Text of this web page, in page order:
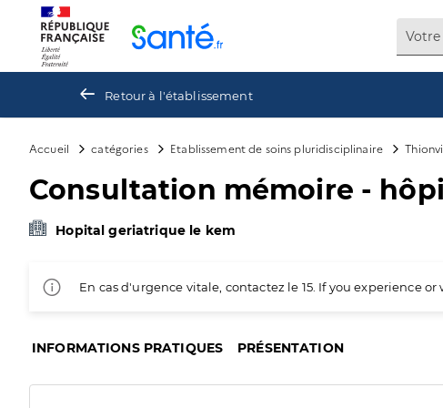
Retour à l'établissement
Accueil catégories Etablissement de soins pluridisciplinaire
Consultation mémoire -
Hopital geriatrique le kem
En cas d'urgence vitale, contactez le 15. If you experience
INFORMATIONS PRATIQUES PRÉSENTATION
Panneau de gestion des cookies